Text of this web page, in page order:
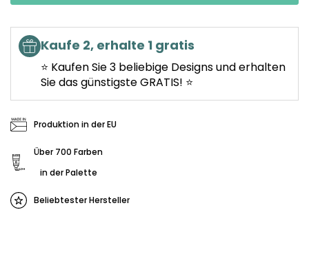
Kaufe 2, erhalte 1 gratis
⭐ Kaufen Sie 3 beliebige Designs und erhalten
Sie das günstigste GRATIS! ⭐
Produktion in der EU
Über 700 Farben
in der Palette
Beliebtester Hersteller